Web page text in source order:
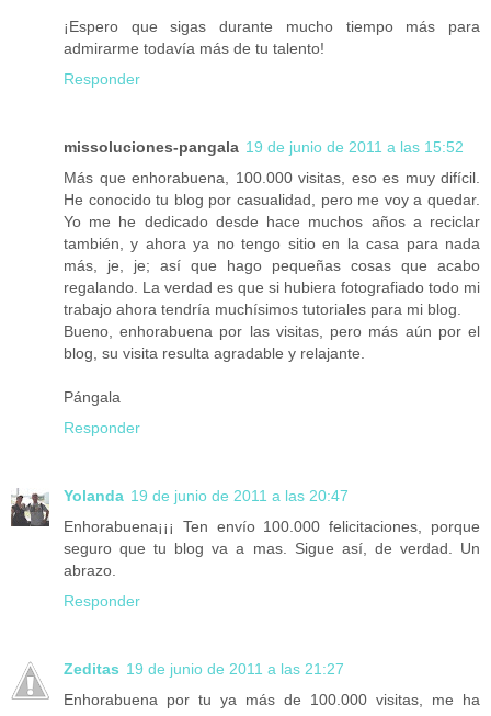
¡Espero que sigas durante mucho tiempo más para
admirarme todavía más de tu talento!
Responder
missoluciones-pangala 19 de junio de 2011 a las 15:52
Más que enhorabuena, 100.000 visitas, eso es muy difícil.
He conocido tu blog por casualidad, pero me voy a quedar.
Yo me he dedicado desde hace muchos años a reciclar
también, y ahora ya no tengo sitio en la casa para nada
más, je, je; así que hago pequeñas cosas que acabo
regalando. La verdad es que si hubiera fotografiado todo mi
trabajo ahora tendría muchísimos tutoriales para mi blog.
Bueno, enhorabuena por las visitas, pero más aún por el
blog, su visita resulta agradable y relajante.
Pángala
Responder
Yolanda 19 de junio de 2011 a las 20:47
Enhorabuena¡¡¡ Ten envío 100.000 felicitaciones, porque
seguro que tu blog va a mas. Sigue así, de verdad. Un
abrazo.
Responder
Zeditas 19 de junio de 2011 a las 21:27
Enhorabuena por tu ya más de 100.000 visitas, me ha